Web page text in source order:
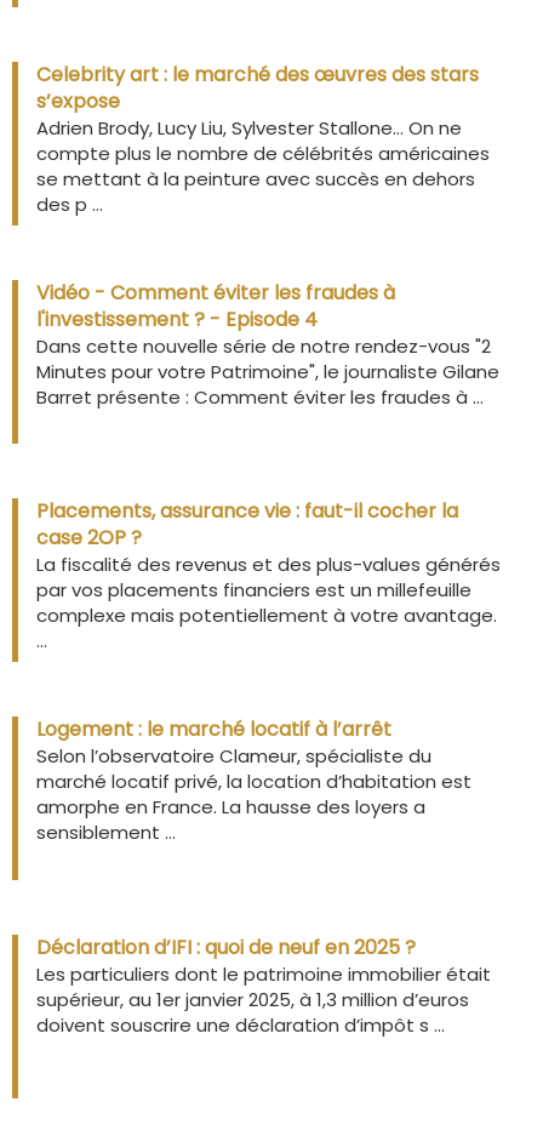
Celebrity art : le marché des œuvres des stars
s’expose
Adrien Brody, Lucy Liu, Sylvester Stallone… On ne
compte plus le nombre de célébrités américaines
se mettant à la peinture avec succès en dehors
des p ...
Vidéo - Comment éviter les fraudes à
l'investissement ? - Episode 4
Dans cette nouvelle série de notre rendez-vous "2
Minutes pour votre Patrimoine", le journaliste Gilane
Barret présente : Comment éviter les fraudes à ...
Placements, assurance vie : faut-il cocher la
case 2OP ?
La fiscalité des revenus et des plus-values générés
par vos placements financiers est un millefeuille
complexe mais potentiellement à votre avantage.
...
Logement : le marché locatif à l’arrêt
Selon l’observatoire Clameur, spécialiste du
marché locatif privé, la location d’habitation est
amorphe en France. La hausse des loyers a
sensiblement ...
Déclaration d’IFI : quoi de neuf en 2025 ?
Les particuliers dont le patrimoine immobilier était
supérieur, au 1er janvier 2025, à 1,3 million d’euros
doivent souscrire une déclaration d’impôt s ...